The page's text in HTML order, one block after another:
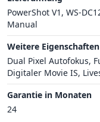
PowerShot V1, WS-
Manual
Weitere Eigenschaften
Dual Pixel Autofokus,
Digitaler Movie IS,
Garantie in Monaten
24